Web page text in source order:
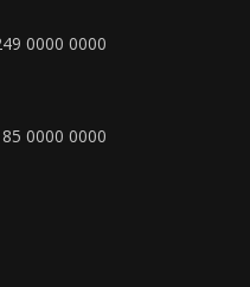
0000 0000
0000 0000